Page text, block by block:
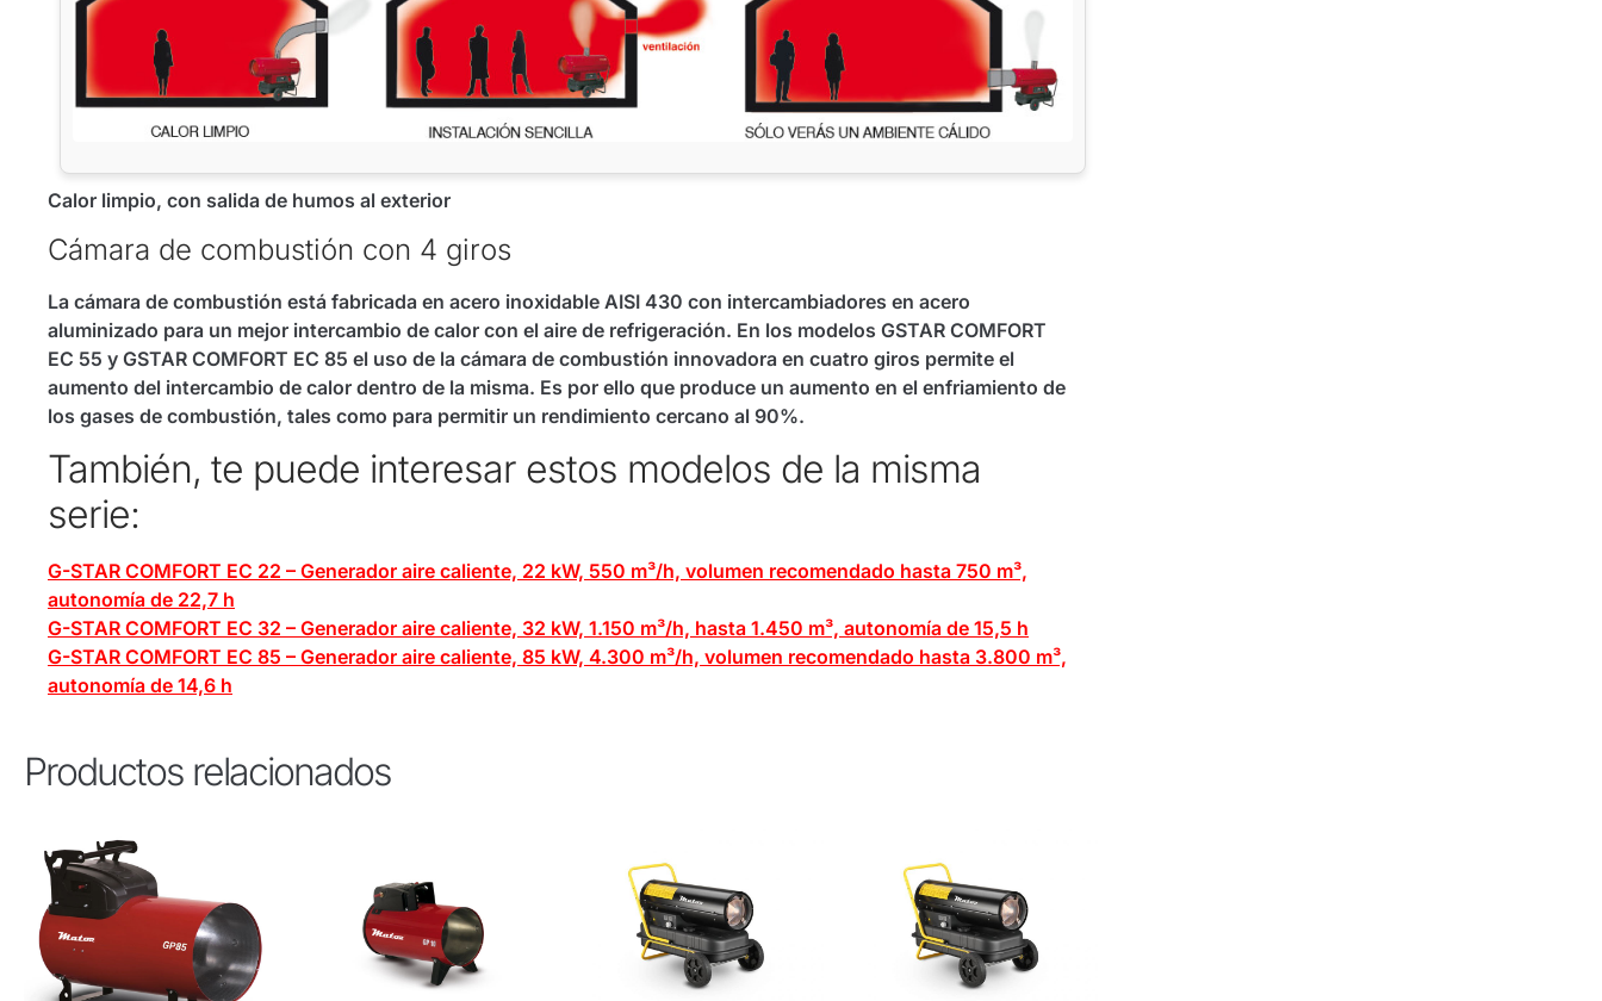
Calor limpio, con salida de humos al exterior
Cámara de combustión con 4 giros
La cámara de combustión está fabricada en acero inoxidable AISI 430 con intercambiadores en acero
aluminizado para un mejor intercambio de calor con el aire de refrigeración. En los modelos GSTAR COMFORT
EC 55 y GSTAR COMFORT EC 85 el uso de la cámara de combustión innovadora en cuatro giros permite el
aumento del intercambio de calor dentro de la misma. Es por ello que produce un aumento en el enfriamiento de
los gases de combustión, tales como para permitir un rendimiento cercano al 90%.
También, te puede interesar estos modelos de la misma
serie:
G-STAR COMFORT EC 22 – Generador aire caliente, 22 kW, 550 m³/h, volumen recomendado hasta 750 m³,
autonomía de 22,7 h
G-STAR COMFORT EC 32 – Generador aire caliente, 32 kW, 1.150 m³/h, hasta 1.450 m³, autonomía de 15,5 h
G-STAR COMFORT EC 85 – Generador aire caliente, 85 kW, 4.300 m³/h, volumen recomendado hasta 3.800 m³,
autonomía de 14,6 h
Productos relacionados